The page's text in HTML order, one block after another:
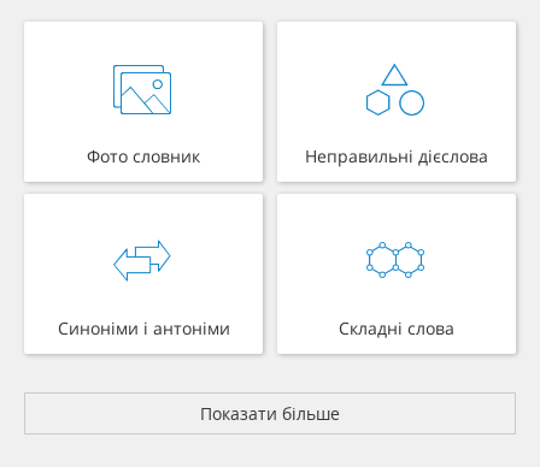
Фото словник Неправильні дієслова
Синоніми і антоніми Складні слова
Показати більше